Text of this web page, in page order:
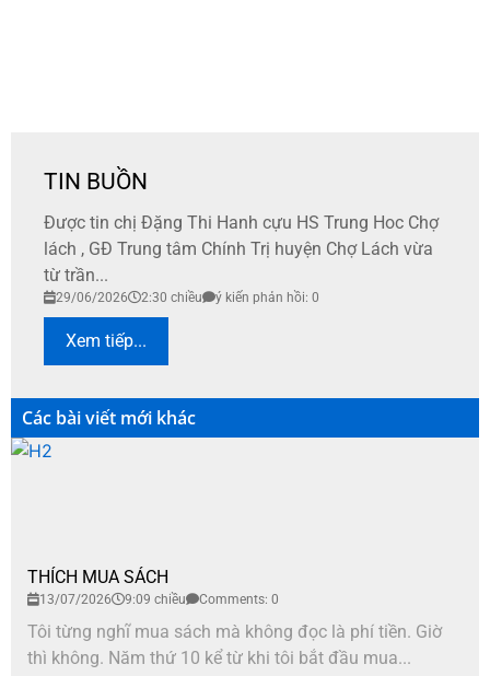
TIN BUỒN
Được tin chị Đặng Thi Hanh cựu HS Trung Hoc Chợ
lách , GĐ Trung tâm Chính Trị huyện Chợ Lách vừa
từ trần...
29/06/2026 2:30 chiều ý kiến phản hồi: 0
Xem tiếp...
Các bài viết mới khác
THÍCH MUA SÁCH
13/07/2026 9:09 chiều Comments: 0
Tôi từng nghĩ mua sách mà không đọc là phí tiền. Giờ
thì không. Năm thứ 10 kể từ khi tôi bắt đầu mua...